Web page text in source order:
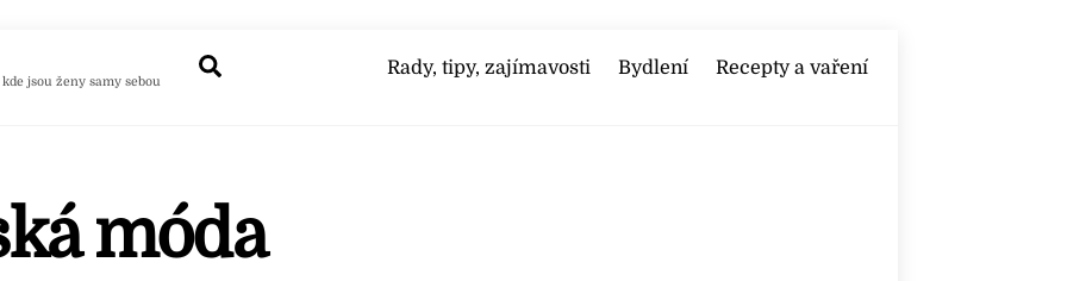
kde jsou ženy samy sebou
Rady, tipy, zajímavosti Bydlení Recepty a vaření
móda